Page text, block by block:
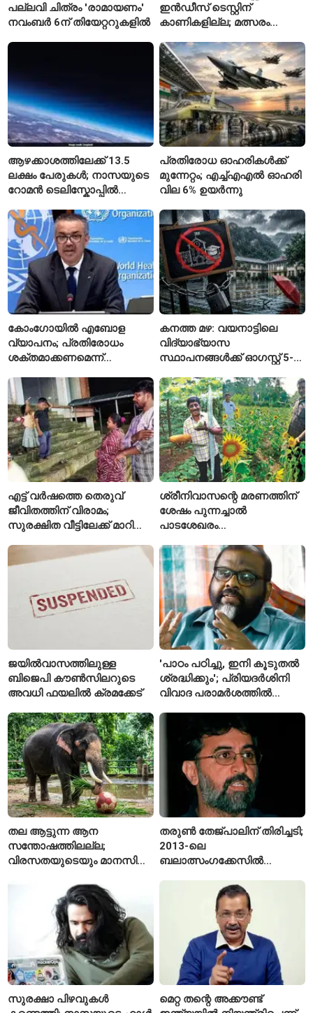
പല്ലവി ചിത്രം 'രാമായണം'
നവംബർ 6ന് തിയേറ്ററുകളിൽ
ഇൻഡീസ് ടെസ്റ്റിന്
കാണികളില്ല; മത്സരം
പരിഹാസവിഷയം
ആഴക്കാശത്തിലേക്ക് 13.5
ലക്ഷം പേരുകൾ; നാസയുടെ
റോമൻ ടെലിസ്കോപ്പിൽ
പ്രതിരോധ ഓഹരികൾക്ക്
മുന്നേറ്റം; എച്ച്എഎൽ ഓഹരി
വില 6% ഉയർന്നു
കോംഗോയിൽ എബോള
വ്യാപനം; പ്രതിരോധം
ശക്തമാക്കണമെന്ന്
കനത്ത മഴ: വയനാട്ടിലെ
വിദ്യാഭ്യാസ
സ്ഥാപനങ്ങൾക്ക് ഓഗസ്റ്റ് 5-ന്
എട്ട് വർഷത്തെ തെരുവ്
ജീവിതത്തിന് വിരാമം;
സുരക്ഷിത വീട്ടിലേക്ക് മാറി
ശ്രീനിവാസന്റെ മരണത്തിന്
ശേഷം പുന്നച്ചാൽ
പാടശേഖരം
കർഷകർ
ജയിൽവാസത്തിലുള്ള
ബിജെപി കൗൺസിലറുടെ
അവധി ഫയലിൽ ക്രമക്കേട്
'പാഠം പഠിച്ചു, ഇനി കൂടുതൽ
ശ്രദ്ധിക്കും'; പ്രിയദർശിനി
വിവാദ പരാമർശത്തിൽ
സി.പി. ജോൺ
തല ആട്ടുന്ന ആന
സന്തോഷത്തിലല്ല;
വിരസതയുടെയും മാനസിക
ലക്ഷണമെന്ന് വിദഗ്ധർ
തരുൺ തേജ്പാലിന് തിരിച്ചടി;
2013-ലെ
ബലാത്സംഗക്കേസിൽ
ഹൈക്കോടതി
സുരക്ഷാ പിഴവുകൾ
മെറ്റ തന്റെ അക്കൗണ്ട്